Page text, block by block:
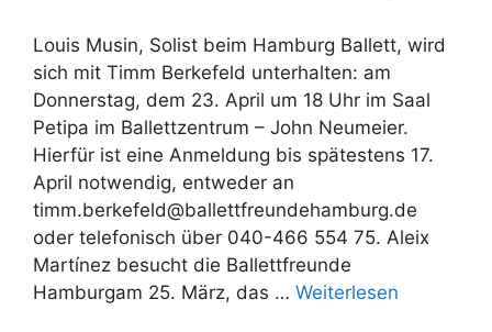
Louis Musin, Solist beim Hamburg Ballett, wird
sich mit Timm Berkefeld unterhalten: am
Donnerstag, dem 23. April um 18 Uhr im Saal
Petipa im Ballettzentrum – John Neumeier.
Hierfür ist eine Anmeldung bis spätestens 17.
April notwendig, entweder an
timm.berkefeld@ballettfreundehamburg.de
oder telefonisch über 040-466 554 75. Aleix
Martínez besucht die Ballettfreunde
Hamburgam 25. März, das … Weiterlesen